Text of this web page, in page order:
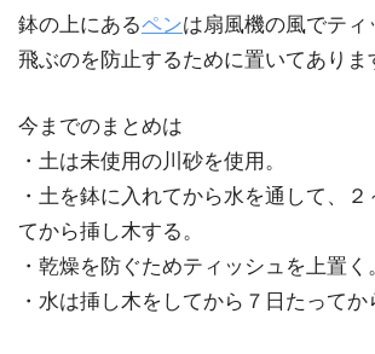
鉢の上にあるペンは扇風機の風でティ
飛ぶのを防止するために置いてありま
今までのまとめは
・土は未使用の川砂を使用。
・土を鉢に入れてから水を通して、
てから挿し木する。
・乾燥を防ぐためティッシュを上置く
・水は挿し木をしてから７日たってか